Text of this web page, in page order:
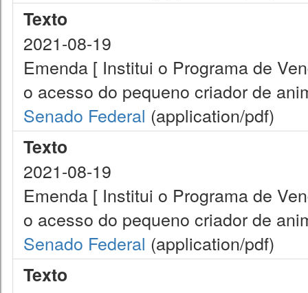
Texto
2021-08-19
Emenda [ Institui o Programa de
o acesso do pequeno criador de
Senado Federal (application/pdf)
Texto
2021-08-19
Emenda [ Institui o Programa de
o acesso do pequeno criador de
Senado Federal (application/pdf)
Texto